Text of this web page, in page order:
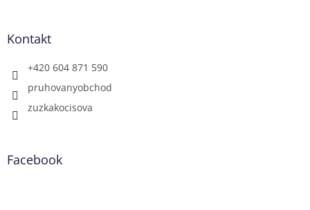
Kontakt
+420 604 871 590
pruhovanyobchod
zuzkakocisova
Facebook